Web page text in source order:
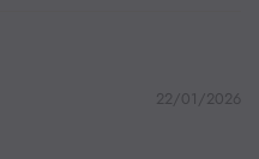
22/01/2026